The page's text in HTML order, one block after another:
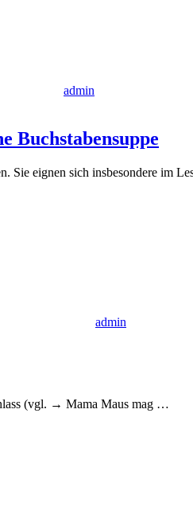
admin
Buchstabensuppe
eignen sich insbesondere im
admin
(vgl. → Mama Maus mag …